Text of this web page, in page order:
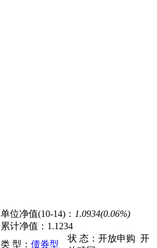
单位净值(10-14)： 1.0934(0.06%)
累计净值： 1.1234
类 型： 债券型
状 态： 开放申购 开